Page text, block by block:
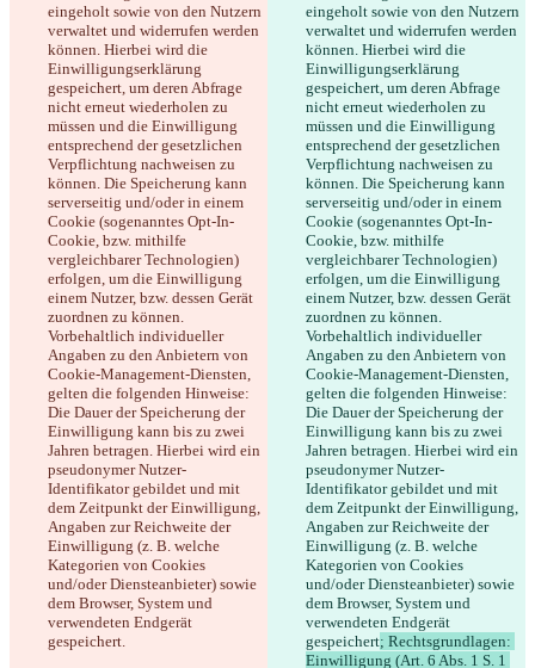
eingeholt sowie von den Nutzern
verwaltet und widerrufen werden
können. Hierbei wird die
Einwilligungserklärung
gespeichert, um deren Abfrage
nicht erneut wiederholen zu
müssen und die Einwilligung
entsprechend der gesetzlichen
Verpflichtung nachweisen zu
können. Die Speicherung kann
serverseitig und/oder in einem
Cookie (sogenanntes Opt-In-
Cookie, bzw. mithilfe
vergleichbarer Technologien)
erfolgen, um die Einwilligung
einem Nutzer, bzw. dessen Gerät
zuordnen zu können.
Vorbehaltlich individueller
Angaben zu den Anbietern von
Cookie-Management-Diensten,
gelten die folgenden Hinweise:
Die Dauer der Speicherung der
Einwilligung kann bis zu zwei
Jahren betragen. Hierbei wird ein
pseudonymer Nutzer-
Identifikator gebildet und mit
dem Zeitpunkt der Einwilligung,
Angaben zur Reichweite der
Einwilligung (z. B. welche
Kategorien von Cookies
und/oder Diensteanbieter) sowie
dem Browser, System und
verwendeten Endgerät
gespeichert.
eingeholt sowie von den Nutzern
verwaltet und widerrufen werden
können. Hierbei wird die
Einwilligungserklärung
gespeichert, um deren Abfrage
nicht erneut wiederholen zu
müssen und die Einwilligung
entsprechend der gesetzlichen
Verpflichtung nachweisen zu
können. Die Speicherung kann
serverseitig und/oder in einem
Cookie (sogenanntes Opt-In-
Cookie, bzw. mithilfe
vergleichbarer Technologien)
erfolgen, um die Einwilligung
einem Nutzer, bzw. dessen Gerät
zuordnen zu können.
Vorbehaltlich individueller
Angaben zu den Anbietern von
Cookie-Management-Diensten,
gelten die folgenden Hinweise:
Die Dauer der Speicherung der
Einwilligung kann bis zu zwei
Jahren betragen. Hierbei wird ein
pseudonymer Nutzer-
Identifikator gebildet und mit
dem Zeitpunkt der Einwilligung,
Angaben zur Reichweite der
Einwilligung (z. B. welche
Kategorien von Cookies
und/oder Diensteanbieter) sowie
dem Browser, System und
verwendeten Endgerät
gespeichert; Rechtsgrundlagen:
Einwilligung (Art. 6 Abs. 1 S. 1